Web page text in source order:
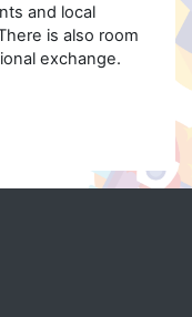
and local
is also room
exchange.